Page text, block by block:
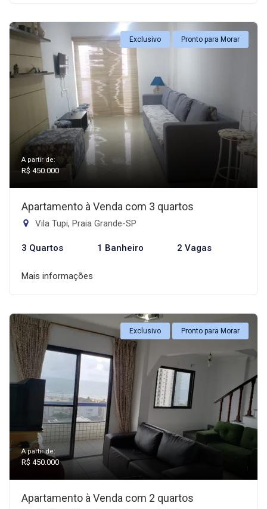
Exclusivo Pronto para Morar
A partir de:
R$ 450.000
Apartamento à Venda com 3 quartos
Vila Tupi, Praia Grande-SP
3 Quartos 1 Banheiro 2 Vagas
Mais informações
Exclusivo Pronto para Morar
A partir de:
R$ 450.000
Apartamento à Venda com 2 quartos